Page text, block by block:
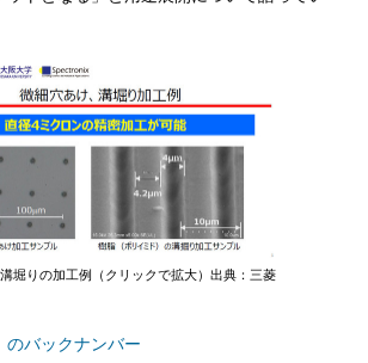
堀りの加工例（クリックで拡大）出典：三菱
バックナンバー